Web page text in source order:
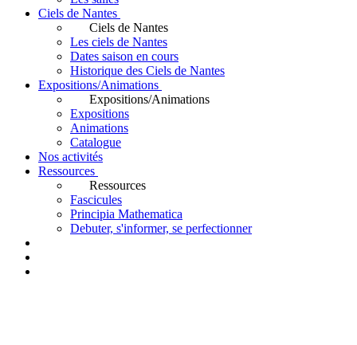
Ciels de Nantes
Ciels de Nantes
Les ciels de Nantes
Dates saison en cours
Historique des Ciels de Nantes
Expositions/Animations
Expositions/Animations
Expositions
Animations
Catalogue
Nos activités
Ressources
Ressources
Fascicules
Principia Mathematica
Debuter, s'informer, se perfectionner